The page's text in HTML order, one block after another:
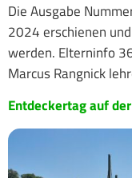
Die Ausgabe
2024 erschienen
werden. Elterninfo
Marcus Rangnick
Entdeckertag auf